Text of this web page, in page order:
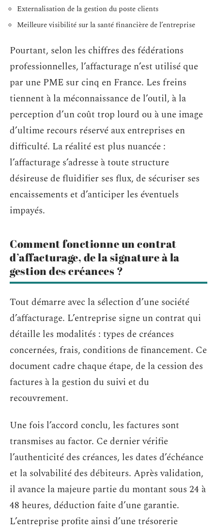
Externalisation de la gestion du poste clients
Meilleure visibilité sur la santé financière de l’entreprise
Pourtant, selon les chiffres des fédérations
professionnelles, l’affacturage n’est utilisé que
par une PME sur cinq en France. Les freins
tiennent à la méconnaissance de l’outil, à la
perception d’un coût trop lourd ou à une image
d’ultime recours réservé aux entreprises en
difficulté. La réalité est plus nuancée :
l’affacturage s’adresse à toute structure
désireuse de fluidifier ses flux, de sécuriser ses
encaissements et d’anticiper les éventuels
impayés.
Comment fonctionne un contrat
d’affacturage, de la signature à la
gestion des créances ?
Tout démarre avec la sélection d’une société
d’affacturage. L’entreprise signe un contrat qui
détaille les modalités : types de créances
concernées, frais, conditions de financement. Ce
document cadre chaque étape, de la cession des
factures à la gestion du suivi et du
recouvrement.
Une fois l’accord conclu, les factures sont
transmises au factor. Ce dernier vérifie
l’authenticité des créances, les dates d’échéance
et la solvabilité des débiteurs. Après validation,
il avance la majeure partie du montant sous 24 à
48 heures, déduction faite d’une garantie.
L’entreprise profite ainsi d’une trésorerie